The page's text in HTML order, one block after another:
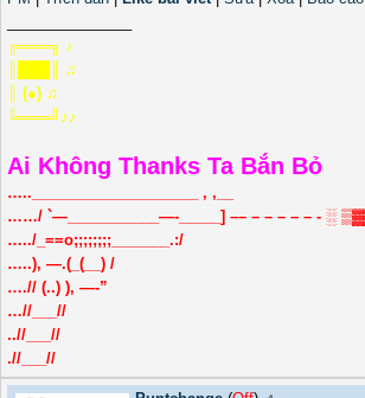
╔═══╗ ♪
║███║ ♫
║ (●) ♫
╚═══╝♪♪
Ai Không Thanks Ta Bắn Bỏ
…..____________________ , ,__
……/ `—___________—-_____] –– – – – – – - ░
…../_==o;;;;;;;;_______.:/
…..), —.(_(__) /
….// (..) ), —-”
…//___//
..//___//
.//___//